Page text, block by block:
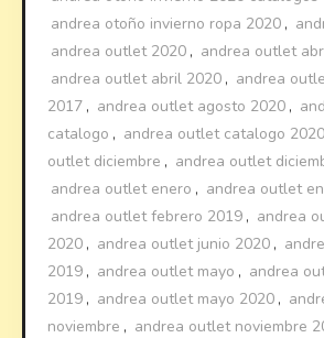
andrea otoño invierno ropa 2020 ,
andrea outlet 2020 , andrea outlet
andrea outlet abril 2020 , andrea
2017 , andrea outlet agosto 2020 ,
catalogo , andrea outlet catalogo 2020
outlet diciembre , andrea outlet
andrea outlet enero , andrea outlet
andrea outlet febrero 2019 , andrea
2020 , andrea outlet junio 2020 ,
2019 , andrea outlet mayo , andrea
2019 , andrea outlet mayo 2020 ,
noviembre , andrea outlet noviembre